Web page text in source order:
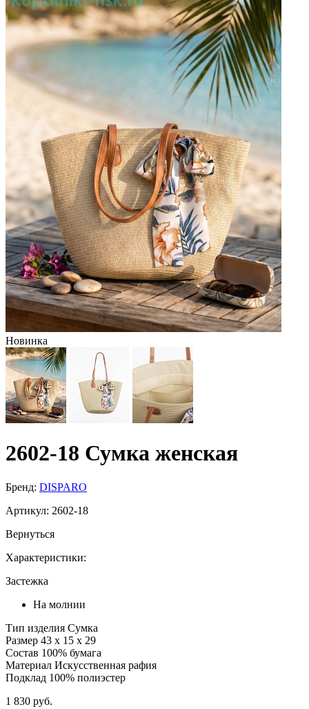
Новинка
2602-18 Сумка женская
Бренд: DISPARO
Артикул: 2602-18
Вернуться
Характеристики:
Застежка
На молнии
Тип изделия Сумка
Размер 43 х 15 х 29
Состав 100% бумага
Материал Искусственная рафия
Подклад 100% полиэстер
1 830 руб.